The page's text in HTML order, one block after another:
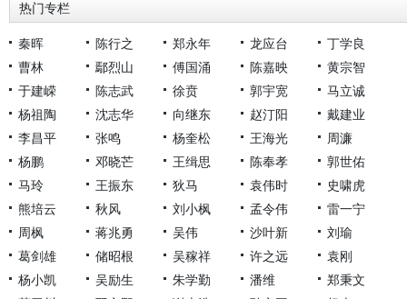
热门专栏
秦晖 陈行之 郑永年 龙应台
丁学良
曹林
鄢烈山 傅国涌 陈嘉映
黄宗智
于建嵘
陈志武 徐贲 郭宇宽
马立诚
杨祖陶
沈志华 向继东 赵汀阳
戴建业
李昌平
张鸣 杨奎松 王海光
周濂
杨鹏
邓晓芒 王缉思 陈奉孝
郭世佑
马玲
王振东 狄马 袁伟时
史啸虎
熊培云
秋风 刘小枫 孟令伟
雷一宁
周枫
蒋兆勇 吴伟 沙叶新
刘瑜
葛剑雄
储昭根 吴稼祥 许之远
袁刚
杨小凯
吴励生 朱学勤 潘维
郑秉文